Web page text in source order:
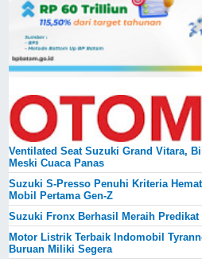
Ventilated Seat Suzuki Grand Vitara,
Meski Cuaca Panas
Suzuki S-Presso Penuhi Kriteria
Mobil Pertama Gen-Z
Suzuki Fronx Berhasil Meraih Predikat
Motor Listrik Terbaik Indomobil
Buruan Miliki Segera